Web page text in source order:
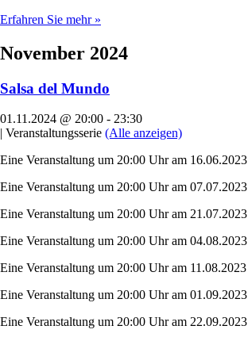
Erfahren Sie mehr »
November 2024
Salsa del Mundo
01.11.2024 @ 20:00 - 23:30
| Veranstaltungsserie (Alle anzeigen)
Eine Veranstaltung um 20:00 Uhr am 16.06.2023
Eine Veranstaltung um 20:00 Uhr am 07.07.2023
Eine Veranstaltung um 20:00 Uhr am 21.07.2023
Eine Veranstaltung um 20:00 Uhr am 04.08.2023
Eine Veranstaltung um 20:00 Uhr am 11.08.2023
Eine Veranstaltung um 20:00 Uhr am 01.09.2023
Eine Veranstaltung um 20:00 Uhr am 22.09.2023